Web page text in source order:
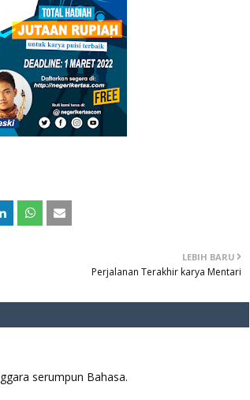
LEBIH BARU
Perjalanan Terakhir karya Mentari
serumpun Bahasa.